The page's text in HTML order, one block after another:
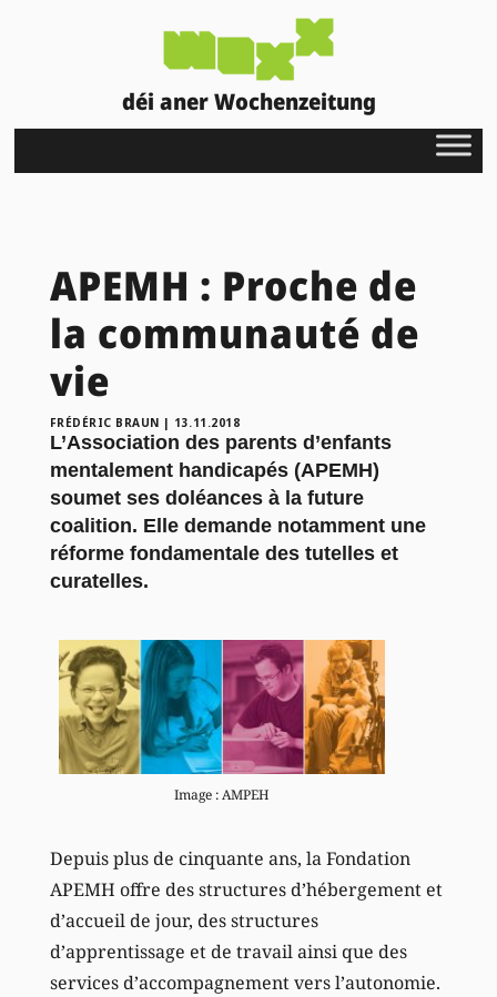
déi aner Wochenzeitung
APEMH : Proche de
la communauté de
vie
FRÉDÉRIC BRAUN | 13.11.2018
L’Association des parents d’enfants
mentalement handicapés (APEMH)
soumet ses doléances à la future
coalition. Elle demande notamment une
réforme fondamentale des tutelles et
curatelles.
Image : AMPEH
Depuis plus de cinquante ans, la Fondation
APEMH offre des structures d’hébergement et
d’accueil de jour, des structures
d’apprentissage et de travail ainsi que des
services d’accompagnement vers l’autonomie.